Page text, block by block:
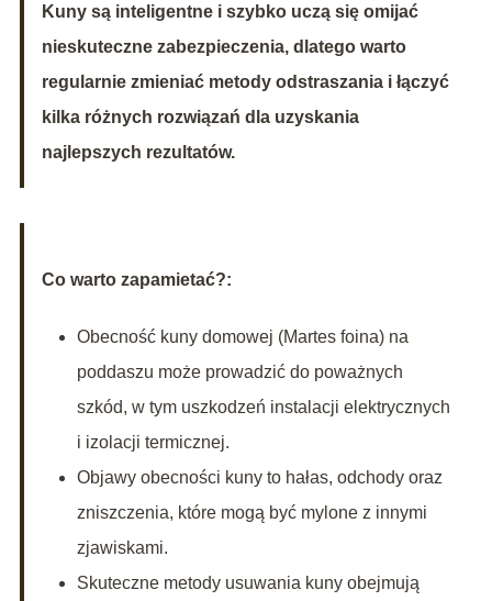
Kuny są inteligentne i szybko uczą się omijać
nieskuteczne zabezpieczenia, dlatego warto
regularnie zmieniać metody odstraszania i łączyć
kilka różnych rozwiązań dla uzyskania
najlepszych rezultatów.
Co warto zapamietać?:
Obecność kuny domowej (Martes foina) na
poddaszu może prowadzić do poważnych
szkód, w tym uszkodzeń instalacji elektrycznych
i izolacji termicznej.
Objawy obecności kuny to hałas, odchody oraz
zniszczenia, które mogą być mylone z innymi
zjawiskami.
Skuteczne metody usuwania kuny obejmują